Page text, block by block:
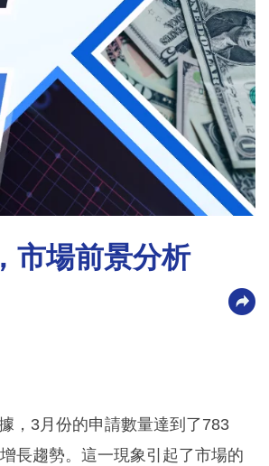
市場前景分析
，3月份的申請數量達到了783
長趨勢。這一現象引起了市場的